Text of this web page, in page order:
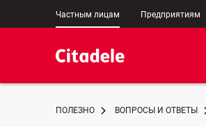
Частным лицам Предприятиям
ПОЛЕЗНО ВОПРОСЫ И ОТВЕТЫ